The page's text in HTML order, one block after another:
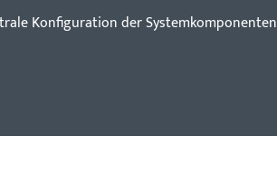
Konfiguration der Systemkomponenten